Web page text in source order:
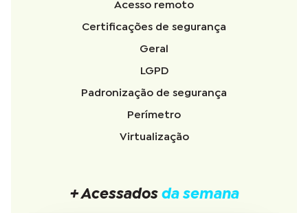
Acesso remoto
Certificações de segurança
Geral
LGPD
Padronização de segurança
Perímetro
Virtualização
+ Acessados da semana